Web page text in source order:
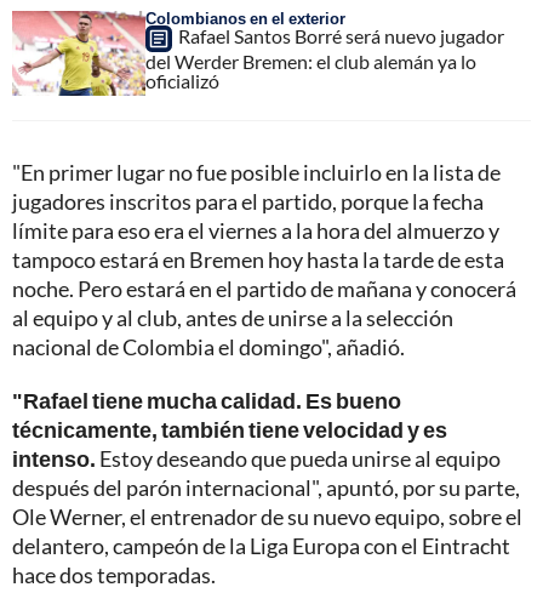
Colombianos en el exterior
Rafael Santos Borré será nuevo jugador
del Werder Bremen: el club alemán ya lo
oficializó
"En primer lugar no fue posible incluirlo en la lista de
jugadores inscritos para el partido, porque la fecha
límite para eso era el viernes a la hora del almuerzo y
tampoco estará en Bremen hoy hasta la tarde de esta
noche. Pero estará en el partido de mañana y conocerá
al equipo y al club, antes de unirse a la selección
nacional de Colombia el domingo", añadió.
"Rafael tiene mucha calidad. Es bueno
técnicamente, también tiene velocidad y es
intenso. Estoy deseando que pueda unirse al equipo
después del parón internacional", apuntó, por su parte,
Ole Werner, el entrenador de su nuevo equipo, sobre el
delantero, campeón de la Liga Europa con el Eintracht
hace dos temporadas.